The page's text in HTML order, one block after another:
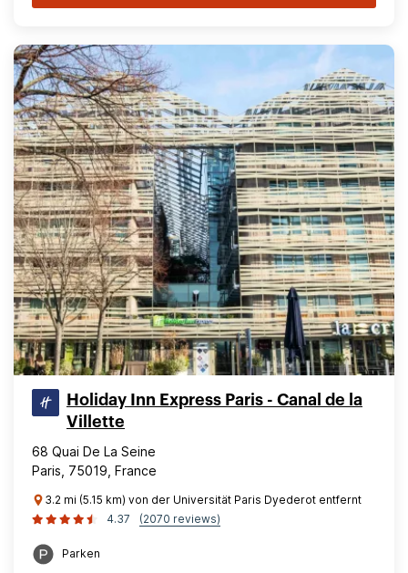
Holiday Inn Express Paris - Canal de la
Villette
68 Quai De La Seine
Paris, 75019, France
3.2 mi (5.15 km) von der Universität Paris Dyederot entfernt
4.37
(2070 reviews)
Parken